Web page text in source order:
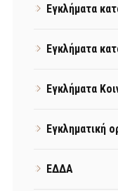
Εγκλήματα
Εγκλήματα
Εγκλήματα
Εγκληματική
ΕΔΔΑ